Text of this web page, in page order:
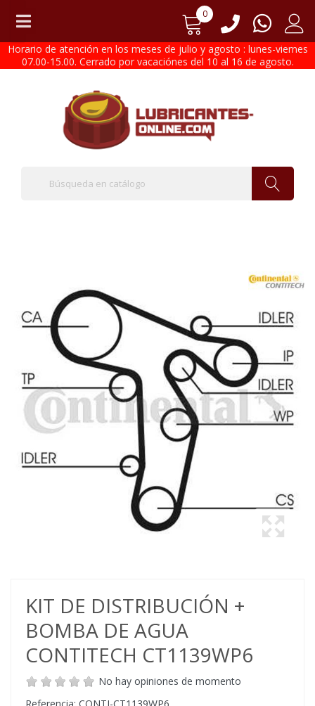
0
Horario de atención en los meses de julio y agosto : lunes-viernes
07.00-15.00. Cerrado por vacaciónes del 10 al 16 de agosto.
KIT DE DISTRIBUCIÓN +
BOMBA DE AGUA
CONTITECH CT1139WP6
No hay opiniones de momento